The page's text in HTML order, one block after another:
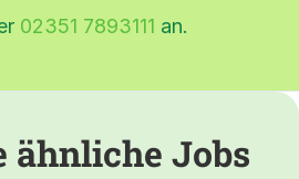
02351 7893111 an.
ähnliche Jobs